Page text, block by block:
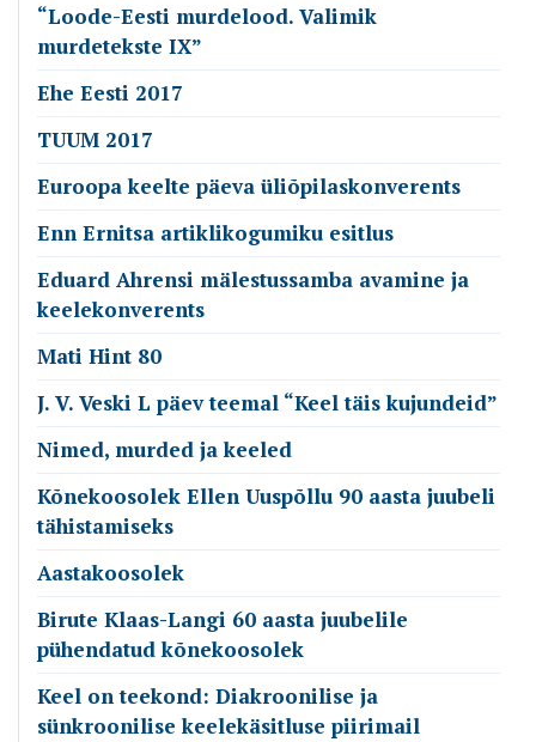
“Loode-Eesti murdelood. Valimik
murdetekste IX”
Ehe Eesti 2017
TUUM 2017
Euroopa keelte päeva üliõpilaskonverents
Enn Ernitsa artiklikogumiku esitlus
Eduard Ahrensi mälestussamba avamine ja
keelekonverents
Mati Hint 80
J. V. Veski L päev teemal “Keel täis kujundeid”
Nimed, murded ja keeled
Kõnekoosolek Ellen Uuspõllu 90 aasta juubeli
tähistamiseks
Aastakoosolek
Birute Klaas-Langi 60 aasta juubelile
pühendatud kõnekoosolek
Keel on teekond: Diakroonilise ja
sünkroonilise keelekäsitluse piirimail